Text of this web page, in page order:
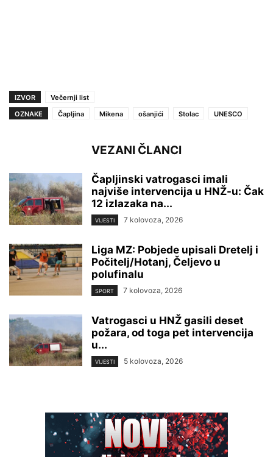
IZVOR
Večernji list
OZNAKE
Čapljina Mikena ošanjići Stolac UNESCO
VEZANI ČLANCI
Čapljinski vatrogasci imali
najviše intervencija u HNŽ-u: Čak
12 izlazaka na...
VIJESTI 7 kolovoza, 2026
Liga MZ: Pobjede upisali Dretelj i
Počitelj/Hotanj, Čeljevo u
polufinalu
SPORT 7 kolovoza, 2026
Vatrogasci u HNŽ gasili deset
požara, od toga pet intervencija
u...
VIJESTI 5 kolovoza, 2026